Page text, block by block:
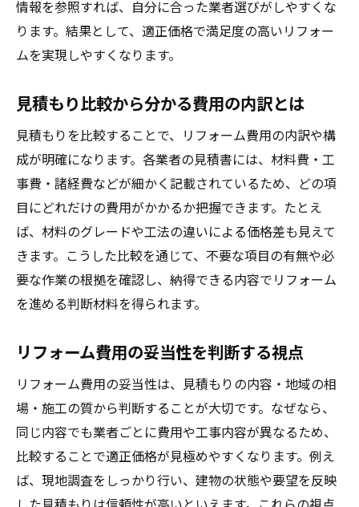
情報を参照すれば、自分に合った業者選びがしやすくな
ります。結果として、適正価格で満足度の高いリフォー
ムを実現しやすくなります。
見積もり比較から分かる費用の内訳とは
見積もりを比較することで、リフォーム費用の内訳や構
成が明確になります。各業者の見積書には、材料費・工
事費・諸経費などが細かく記載されているため、どの項
目にどれだけの費用がかかるか把握できます。たとえ
ば、材料のグレードや工法の違いによる価格差も見えて
きます。こうした比較を通じて、不要な項目の有無や必
要な作業の根拠を確認し、納得できる内容でリフォーム
を進める判断材料を得られます。
リフォーム費用の妥当性を判断する視点
リフォーム費用の妥当性は、見積もりの内容・地域の相
場・施工の質から判断することが大切です。なぜなら、
同じ内容でも業者ごとに費用や工事内容が異なるため、
比較することで適正価格が見極めやすくなります。例え
ば、現地調査をしっかり行い、建物の状態や要望を反映